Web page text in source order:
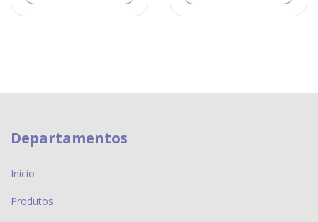
Departamentos
Início
Produtos